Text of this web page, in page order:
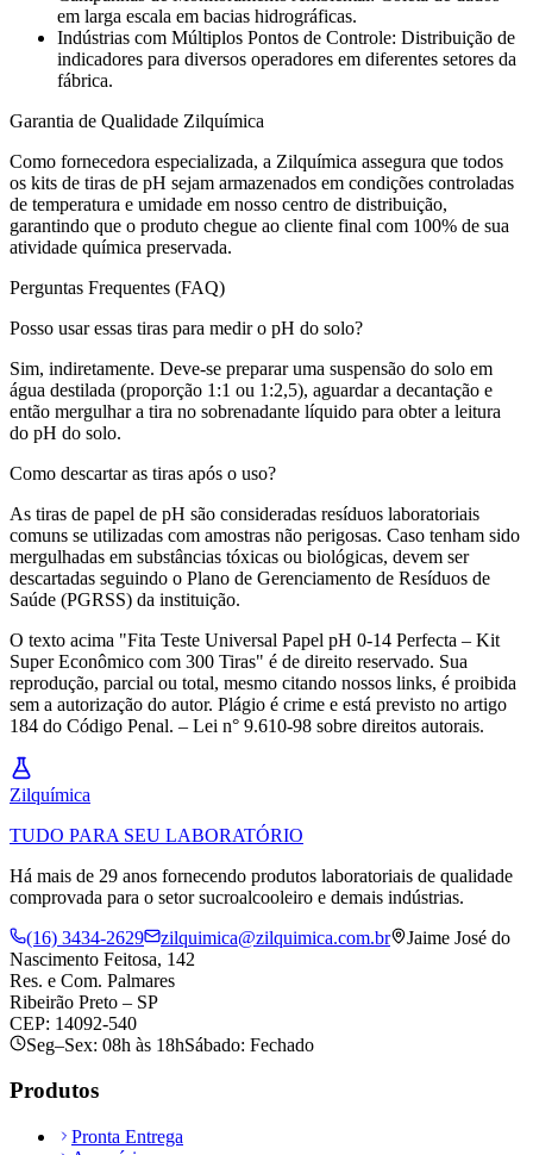
em larga escala em bacias hidrográficas.
Indústrias com Múltiplos Pontos de Controle: Distribuição de
indicadores para diversos operadores em diferentes setores da
fábrica.
Garantia de Qualidade Zilquímica
Como fornecedora especializada, a Zilquímica assegura que todos
os kits de tiras de pH sejam armazenados em condições controladas
de temperatura e umidade em nosso centro de distribuição,
garantindo que o produto chegue ao cliente final com 100% de sua
atividade química preservada.
Perguntas Frequentes (FAQ)
Posso usar essas tiras para medir o pH do solo?
Sim, indiretamente. Deve-se preparar uma suspensão do solo em
água destilada (proporção 1:1 ou 1:2,5), aguardar a decantação e
então mergulhar a tira no sobrenadante líquido para obter a leitura
do pH do solo.
Como descartar as tiras após o uso?
As tiras de papel de pH são consideradas resíduos laboratoriais
comuns se utilizadas com amostras não perigosas. Caso tenham sido
mergulhadas em substâncias tóxicas ou biológicas, devem ser
descartadas seguindo o Plano de Gerenciamento de Resíduos de
Saúde (PGRSS) da instituição.
O texto acima "Fita Teste Universal Papel pH 0-14 Perfecta – Kit
Super Econômico com 300 Tiras" é de direito reservado. Sua
reprodução, parcial ou total, mesmo citando nossos links, é proibida
sem a autorização do autor. Plágio é crime e está previsto no artigo
184 do Código Penal. – Lei n° 9.610-98 sobre direitos autorais.
Zilquímica
TUDO PARA SEU LABORATÓRIO
Há mais de 29 anos fornecendo produtos laboratoriais de qualidade
comprovada para o setor sucroalcooleiro e demais indústrias.
(16) 3434-2629
zilquimica@zilquimica.com.br
Jaime José do
Nascimento Feitosa, 142
Res. e Com. Palmares
Ribeirão Preto – SP
CEP: 14092-540
Seg–Sex: 08h às 18hSábado: Fechado
Produtos
Pronta Entrega